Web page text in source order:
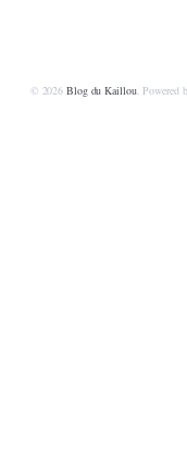
© 2026Blog du Kaillou. Powered